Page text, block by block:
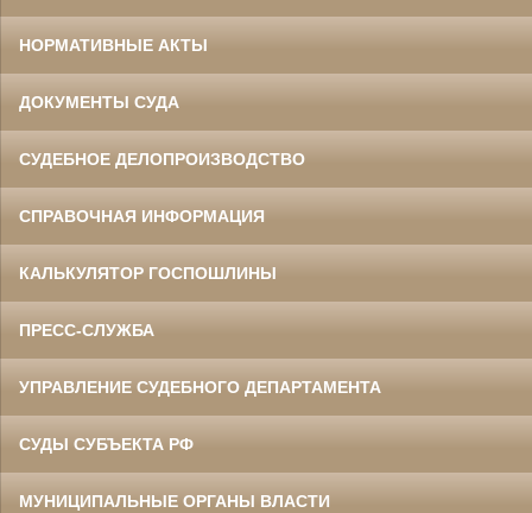
НОРМАТИВНЫЕ АКТЫ
ДОКУМЕНТЫ СУДА
СУДЕБНОЕ ДЕЛОПРОИЗВОДСТВО
СПРАВОЧНАЯ ИНФОРМАЦИЯ
КАЛЬКУЛЯТОР ГОСПОШЛИНЫ
ПРЕСС-СЛУЖБА
УПРАВЛЕНИЕ СУДЕБНОГО ДЕПАРТАМЕНТА
СУДЫ СУБЪЕКТА РФ
МУНИЦИПАЛЬНЫЕ ОРГАНЫ ВЛАСТИ